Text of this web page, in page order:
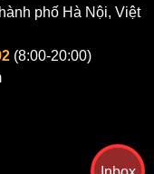
phố Hà Nội, Việt
(8:00-20:00)